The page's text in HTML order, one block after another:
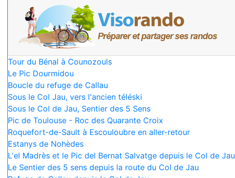
Tour du Bénal à Counozouls
Le Pic Dourmidou
Boucle du refuge de Callau
Sous le Col Jau, vers l'ancien téléski
Sous le Col de Jau, Sentier des 5 Sens
Pic de Toulouse - Roc des Quarante Croix
Roquefort-de-Sault à Escouloubre en aller-retour
Estanys de Nohèdes
L'el Madrès et le Pic del Bernat Salvatge depuis le Col de Jau
Le Sentier des 5 sens depuis la route du Col de Jau